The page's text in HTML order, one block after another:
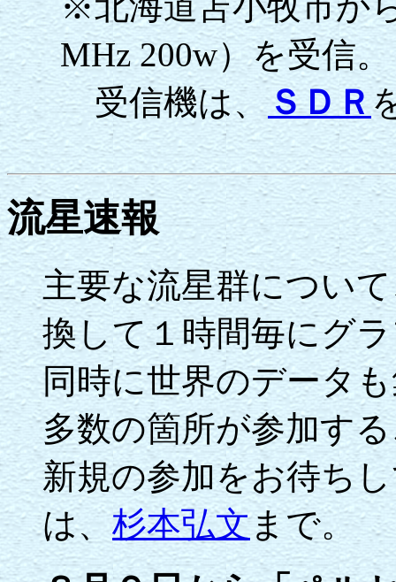
MHz 200w）を受信。
受信機は、ＳＤＲ
流星速報
主要な流星群につい
換して１時間毎にグ
同時に世界のデータ
多数の箇所が参加す
新規の参加をお待ち
は、杉本弘文まで。